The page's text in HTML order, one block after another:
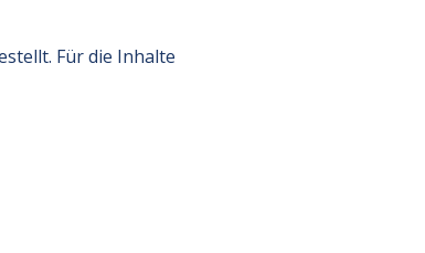
Für die Inhalte